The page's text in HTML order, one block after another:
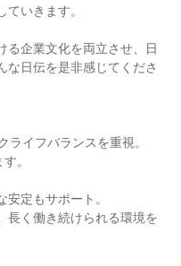
ていきます。
る企業文化を両立させ、日
な日伝を是非感じてくださ
イフバランスを重視。
。
定もサポート。
長く働き続けられる環境を